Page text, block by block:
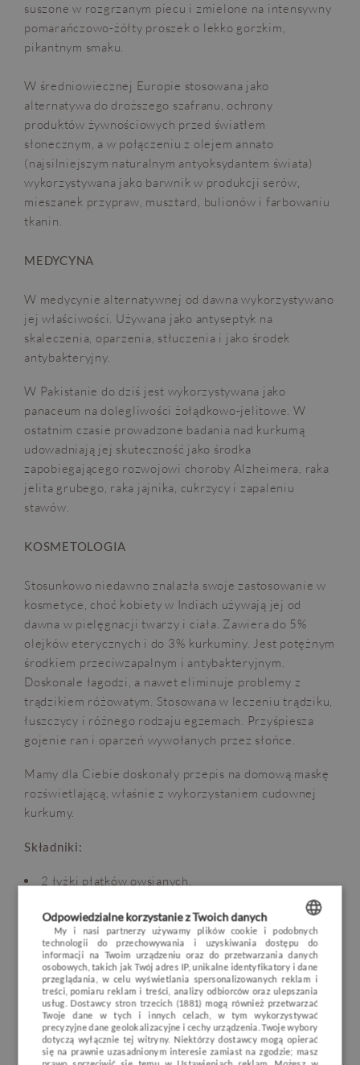
POKOJE I PAKIETY
DLA DZIECI
MINERAL SPA
RESTAURACJA
NATURE & ACTIVE
suszone w rozgrzanym piecu i zmielone na intensywny
pomarańczowo-żółty proszek o lekko gorzkim,
pikantnym smaku.
W średniowiecznej Europie stosowana jako
alternatywa do droższego szafranu, ochrony
produktów żywnościowych przed światłem
słonecznym, a w połączeniu z olejem annato
(najsilniejszym naturalnym antyoksydantem świata)
wykorzystywana jako barwnik w produkcji serów,
mieszanek przypraw, musztard, bulionów i farbowaniu
tkanin.
MEDYCYNA
W medycynie alternatywnej od dawna wykorzystywano
jej właściwości. Używana jako antyseptyk na
skaleczenia, oparzenia, stłuczenia i jako środek
antybakteryjny.
W Pakistanie do dziś jest wykorzystywana jako
panaceum na dolegliwości żołądkowo-jelitowe. W
ostatnim czasie prowadzone badania nad kurkumą
udowadniają jej skuteczność jako środka
zapobiegającego rozwojowi choroby Alzheimera, raka
jelita grubego, raka jajnika, cukrzycy i zapaleniu
stawów.
KOSMETOLOGIA
Stosunkowo niedawno znalazła swoje zastosowanie w
kosmetyce, choć kobiety w Indiach używają jej od
dawna w pielęgnacji twarzy i ciała. Zawiera do 5%
olejków eterycznych i do 3% kurkuminy. Jest potężnym
środkiem przeciwzapalnym i antybakteryjnym.
Doskonale łagodzi, a nawet eliminuje problemy z
trądzikiem różowatym. Stosowana w leczeniu trądziku,
łuszczycy i różnego rodzaju egzemach. Przyśpiesza
gojenie ran i oparzeń wywołanych przez słońce.
Mamy dla Ciebie doskonały przepis na domową maskę
rozświetlającą, właśnie z wykorzystaniem cudownej
kurkumy.
Składniki:
2 łyżki płatków owsianych,
3 łyżki mleka lub jogurtu,
kilka kropli miodu.
Sposób przygotowania:
Zmiksuj wszystkie składniki na pastę, nałóż na
oczyszczoną skórę twarzy na około 20 minut. Po
upływie tego czasu zmyj ciepłą wodą i zaaplikuj swój
POLISH
ENGLISH
GERMAN
CZECH
Odpowiedzialne korzystanie z Twoich danych
My i nasi partnerzy używamy plików cookie i podobnych
technologii do przechowywania i uzyskiwania dostępu do
informacji na Twoim urządzeniu oraz do przetwarzania danych
osobowych, takich jak Twój adres IP, unikalne identyfikatory i dane
przeglądania, w celu wyświetlania spersonalizowanych reklam i
treści, pomiaru reklam i treści, analizy odbiorców oraz ulepszania
usług. Dostawcy stron trzecich (1881)mogą również przetwarzać
Twoje dane w tych i innych celach, w tym wykorzystywać
precyzyjne dane geolokalizacyjne i cechy urządzenia. Twoje wybory
dotyczą wyłącznie tej witryny. Niektórzy dostawcy mogą opierać
się na prawnie uzasadnionym interesie zamiast na zgodzie; masz